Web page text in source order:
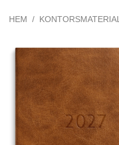
HEM KONTORSMATERIAL